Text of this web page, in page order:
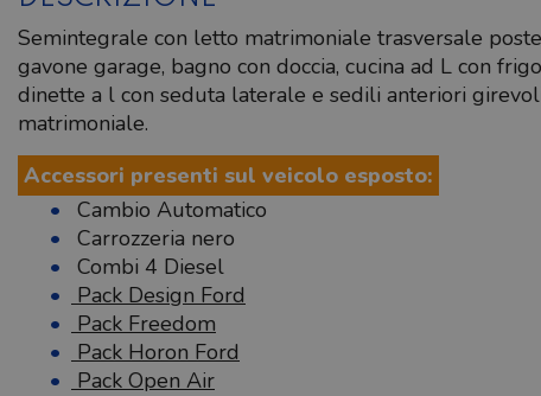
Semintegrale con letto matrimoniale trasversale
gavone garage, bagno con doccia, cucina ad L con
dinette a l con seduta laterale e sedili anteriori
matrimoniale.
Accessori presenti sul veicolo esposto:
Cambio Automatico
Carrozzeria nero
Combi 4 Diesel
Pack Design Ford
Pack Freedom
Pack Horon Ford
Pack Open Air